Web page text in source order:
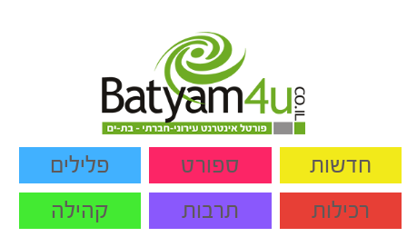
חדשות ספורט
פלילים
רכילות
תרבות
קהילה